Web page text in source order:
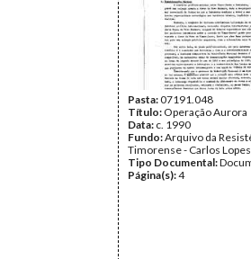
Pasta:07191.048
Título: Operação Aurora
Data: c. 1990
Fundo:Arquivo da
Timorense - Carlos Lopes
Tipo Documental:
Página(s):4